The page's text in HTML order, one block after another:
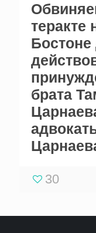
теракте
брата
30